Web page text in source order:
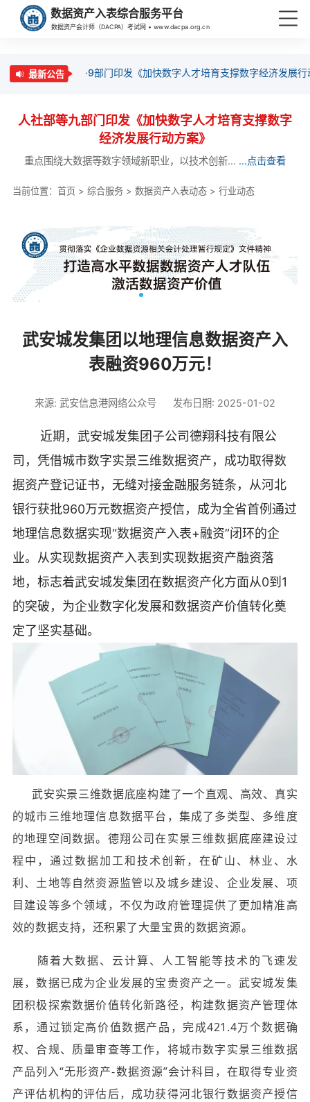
数据资产入表综合服务平台
数据资产会计师（DACPA）考试网 • www.dacpa.org.cn
最新公告 ·9部门印发《加快数字人才培育支撑数字经济发展
人社部等九部门印发《加快数字人才培育支撑数字
经济发展行动方案》
重点围绕大数据等数字领域新职业，以技术创新... ...点击查看
当前位置： 首页> 综合服务> 数据资产入表动态> 行业动态
武安城发集团以地理信息数据资产入
表融资960万元！
来源: 武安信息港网络公众号 发布日期: 2025-01-02
近期，武安城发集团子公司德翔科技有限公
司，凭借城市数字实景三维数据资产，成功取得数
据资产登记证书，无缝对接金融服务链条，从河北
银行获批960万元数据资产授信，成为全省首例通过
地理信息数据实现“数据资产入表+融资”闭环的企
业。从实现数据资产入表到实现数据资产融资落
地，标志着武安城发集团在数据资产化方面从0到1
的突破，为企业数字化发展和数据资产价值转化奠
定了坚实基础。
武安实景三维数据底座构建了一个直观、高效、真实
的城市三维地理信息数据平台，集成了多类型、多维度
的地理空间数据。德翔公司在实景三维数据底座建设过
程中，通过数据加工和技术创新，在矿山、林业、水
利、土地等自然资源监管以及城乡建设、企业发展、项
目建设等多个领域，不仅为政府管理提供了更加精准高
效的数据支持，还积累了大量宝贵的数据资源。
随着大数据、云计算、人工智能等技术的飞速发
展，数据已成为企业发展的宝贵资产之一。武安城发集
团积极探索数据价值转化新路径，构建数据资产管理体
系，通过锁定高价值数据产品，完成421.4万个数据确
权、合规、质量审查等工作，将城市数字实景三维数据
产品列入“无形资产-数据资源”会计科目，在取得专业资
产评估机构的评估后，成功获得河北银行数据资产授信